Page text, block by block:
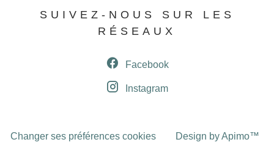
SUIVEZ-NOUS SUR LES
RÉSEAUX
Facebook
Instagram
Changer ses préférences cookies Design byApimo™